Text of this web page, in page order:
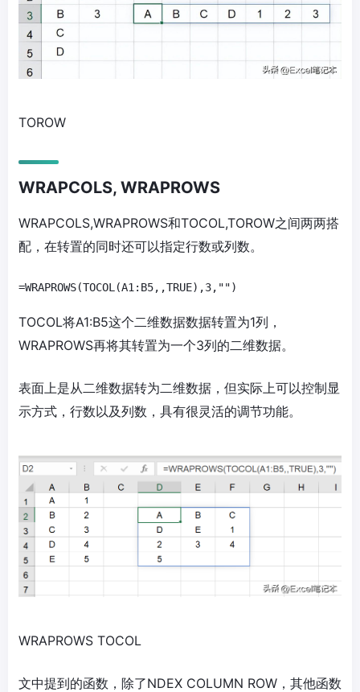
TOROW
WRAPCOLS, WRAPROWS
WRAPCOLS,WRAPROWS和TOCOL,TOROW之间两两搭
配，在转置的同时还可以指定行数或列数。
=WRAPROWS(TOCOL(A1:B5,,TRUE),3,"")
TOCOL将A1:B5这个二维数据数据转置为1列，
WRAPROWS再将其转置为一个3列的二维数据。
表面上是从二维数据转为二维数据，但实际上可以控制显
示方式，行数以及列数，具有很灵活的调节功能。
WRAPROWS TOCOL
文中提到的函数，除了NDEX COLUMN ROW，其他函数